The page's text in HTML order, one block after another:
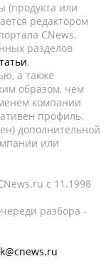
(продукта или
редактором
CNews.
разделов
,
а также
образом, чем
компании
профиль.
дополнительной
или
c 11.1998
разбора -